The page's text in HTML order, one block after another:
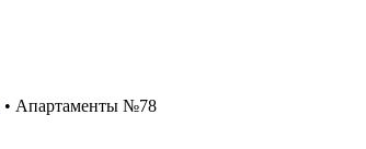
• Апартаменты №78